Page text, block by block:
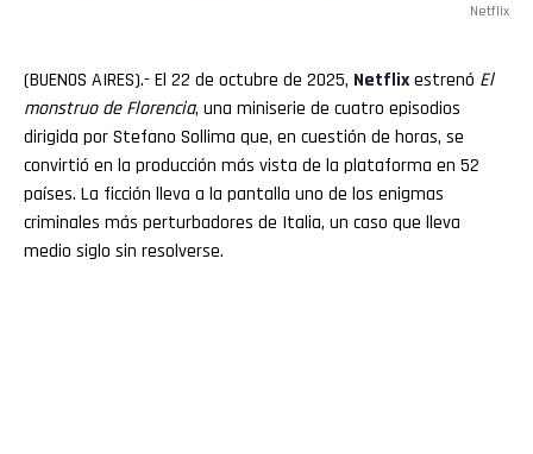
Netflix
(BUENOS AIRES).- El 22 de octubre de 2025, Netflixestrenó El
monstruo de Florencia, una miniserie de cuatro episodios
dirigida por Stefano Sollima que, en cuestión de horas, se
convirtió en la producción más vista de la plataforma en 52
países. La ficción lleva a la pantalla uno de los enigmas
criminales más perturbadores de Italia, un caso que lleva
medio siglo sin resolverse.